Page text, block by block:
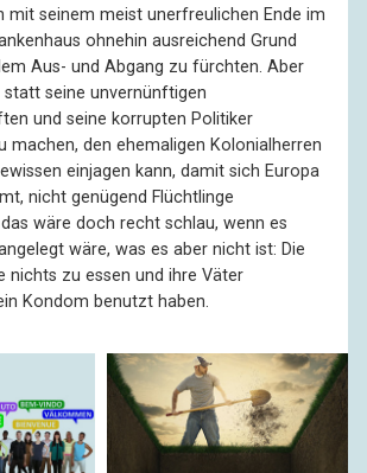
mit seinem meist unerfreulichen Ende im
ohnehin ausreichend Grund
Aus- und Abgang zu fürchten. Aber
statt seine unvernünftigen
und seine korrupten Politiker
machen, den ehemaligen Kolonialherren
einjagen kann, damit sich Europa
nicht genügend Flüchtlinge
wäre doch recht schlau, wenn es
wäre, was es aber nicht ist: Die
nichts zu essen und ihre Väter
Kondom benutzt haben.